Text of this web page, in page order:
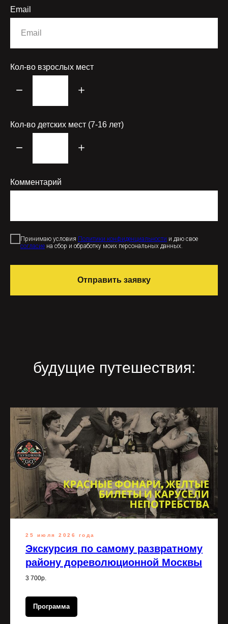
Email
Кол-во взрослых мест
Кол-во детских мест (7-16 лет)
Комментарий
Принимаю условия Политики конфиденциальности и даю свое
согласие на сбор и обработку моих персональных данных.
Отправить заявку
будущие путешествия:
25 июля 2026 года
Экскурсия по самому развратному
району дореволюционной Москвы
3 700р.
Программа